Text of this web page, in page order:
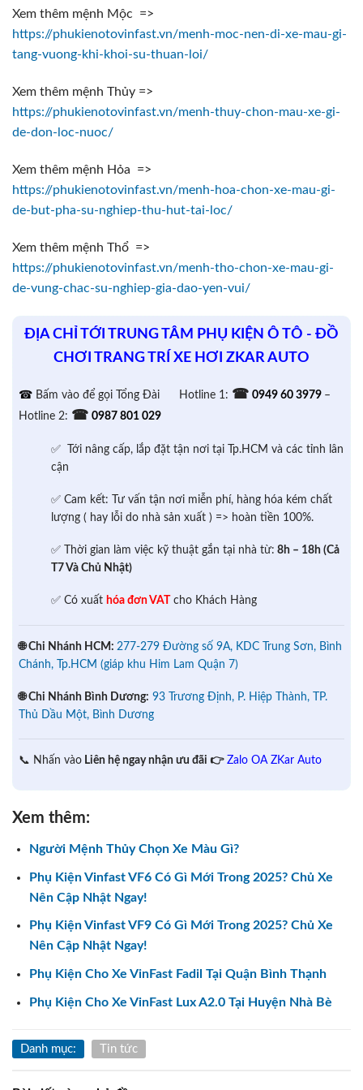
Xem thêm mệnh Mộc =>
https://phukienotovinfast.vn/menh-moc-nen-di-xe-mau-gi-
tang-vuong-khi-khoi-su-thuan-loi/
Xem thêm mệnh Thủy =>
https://phukienotovinfast.vn/menh-thuy-chon-mau-xe-gi-
de-don-loc-nuoc/
Xem thêm mệnh Hỏa =>
https://phukienotovinfast.vn/menh-hoa-chon-xe-mau-gi-
de-but-pha-su-nghiep-thu-hut-tai-loc/
Xem thêm mệnh Thổ =>
https://phukienotovinfast.vn/menh-tho-chon-xe-mau-gi-
de-vung-chac-su-nghiep-gia-dao-yen-vui/
ĐỊA CHỈ TỚI TRUNG TÂM PHỤ KIỆN Ô TÔ - ĐỒ
CHƠI TRANG TRÍ XE HƠI ZKAR AUTO
☎ Bấm vào để gọi Tổng Đài Hotline 1: ☎ 0949 60 3979 –
Hotline 2: ☎ 0987 801 029
✅ Tới nâng cấp, lắp đặt tận nơi tại Tp.HCM và các tỉnh lân
cận
✅ Cam kết: Tư vấn tận nơi miễn phí, hàng hóa kém chất
lượng ( hay lỗi do nhà sản xuất ) => hoàn tiền 100%.
✅ Thời gian làm việc kỹ thuật gắn tại nhà từ: 8h – 18h (Cả
T7 Và Chủ Nhật)
✅ Có xuất hóa đơn VAT cho Khách Hàng
🌐 Chi Nhánh HCM: 277-279 Đường số 9A, KDC Trung Sơn, Bình
Chánh, Tp.HCM (giáp khu Him Lam Quận 7)
🌐 Chi Nhánh Bình Dương: 93 Trương Định, P. Hiệp Thành, TP.
Thủ Dầu Một, Bình Dương
📞 Nhấn vào Liên hệ ngay nhận ưu đãi 👉 Zalo OA ZKar Auto
Xem thêm:
Người Mệnh Thủy Chọn Xe Màu Gì?
Phụ Kiện Vinfast VF6 Có Gì Mới Trong 2025? Chủ Xe
Nên Cập Nhật Ngay!
Phụ Kiện Vinfast VF9 Có Gì Mới Trong 2025? Chủ Xe
Nên Cập Nhật Ngay!
Phụ Kiện Cho Xe VinFast Fadil Tại Quận Bình Thạnh
Phụ Kiện Cho Xe VinFast Lux A2.0 Tại Huyện Nhà Bè
Danh mục: Tin tức